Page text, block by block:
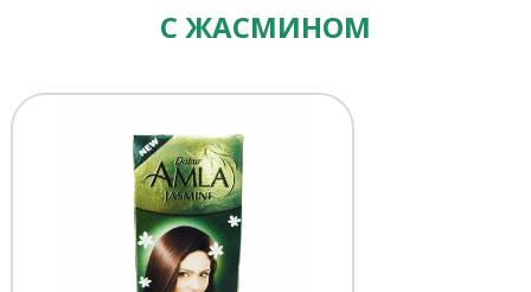
С ЖАСМИНОМ